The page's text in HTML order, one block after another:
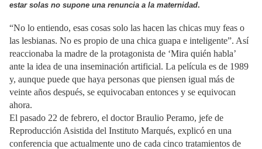
estar solas no supone una renuncia a la maternidad.
“No lo entiendo, esas cosas solo las hacen las chicas muy feas o
las lesbianas. No es propio de una chica guapa e inteligente”. Así
reaccionaba la madre de la protagonista de ‘Mira quién habla’
ante la idea de una inseminación artificial. La película es de 1989
y, aunque puede que haya personas que piensen igual más de
veinte años después, se equivocaban entonces y se equivocan
ahora.
El pasado 22 de febrero, el doctor Braulio Peramo, jefe de
Reproducción Asistida del Instituto Marqués, explicó en una
conferencia que actualmente uno de cada cinco tratamientos de